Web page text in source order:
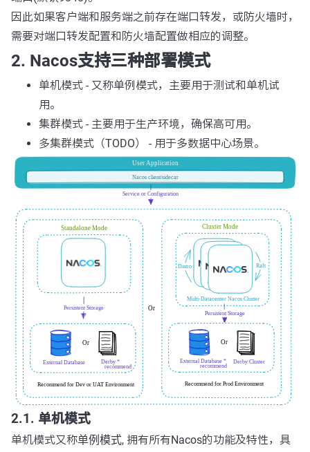
因此如果客户端和服务端之前存在端口转发，或防火墙时，
需要对端口转发配置和防火墙配置做相应的调整。
2. Nacos支持三种部署模式
单机模式 - 又称单例模式，主要用于测试和单机试
用。
集群模式 - 主要用于生产环境，确保高可用。
多集群模式（TODO） - 用于多数据中心场景。
2.1. 单机模式
单机模式又称单例模式, 拥有所有Nacos的功能及特性，具